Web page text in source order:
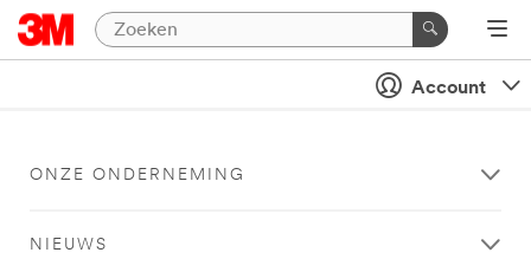
Account
ONZE ONDERNEMING
NIEUWS